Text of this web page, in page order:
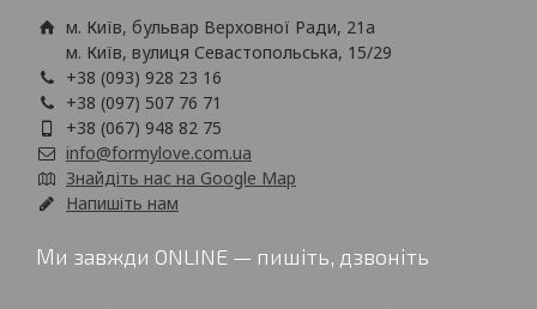
м. Київ, бульвар Верховної Ради, 21а
м. Київ, вулиця Севастопольська, 15/29
+38 (093) 928 23 16
+38 (097) 507 76 71
+38 (067) 948 82 75
info@formylove.com.ua
Знайдіть нас на Google Map
Напишіть нам
Ми завжди ONLINE — пишіть, дзвоніть